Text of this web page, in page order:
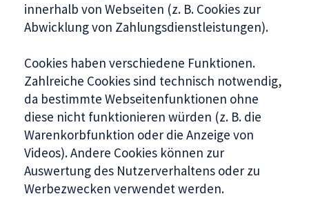
innerhalb von Webseiten (z. B. Cookies zur
Abwicklung von Zahlungsdienstleistungen).
Cookies haben verschiedene Funktionen.
Zahlreiche Cookies sind technisch notwendig,
da bestimmte Webseitenfunktionen ohne
diese nicht funktionieren würden (z. B. die
Warenkorbfunktion oder die Anzeige von
Videos). Andere Cookies können zur
Auswertung des Nutzerverhaltens oder zu
Werbezwecken verwendet werden.